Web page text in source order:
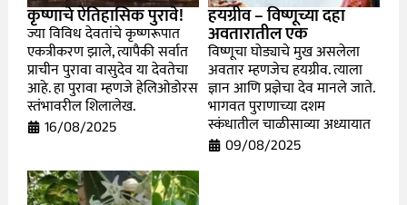
कृष्णाचे ऐतिहासिक पुरावे!
ज्या विविध देवतांचे कृष्णरूपात
एकत्रीकरण झाले, त्यापैकी सर्वात
प्राचीन पुरावा वासुदेव या देवतेचा
आहे. हा पुरावा म्हणजे हेलिओडोरस
स्तंभावरील शिलालेख.
16/08/2025
हयग्रीव – विष्णूच्या दहा
अवतारातील एक
विष्णूचा घोड्याचे मुख असलेला
अवतार म्हणजेच हयग्रीव. त्याला
ज्ञान आणि प्रज्ञेचा देव मानले जाते.
भागवत पुराणाच्या दशम
स्कंधातील चाळीसाव्या अध्यायात
09/08/2025